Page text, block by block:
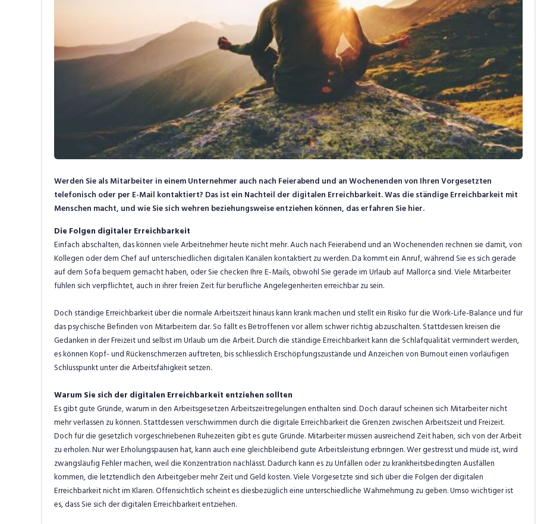
Werden Sie als Mitarbeiter in einem Unternehmer auch nach Feierabend und an Wochenenden von Ihren Vorgesetzten
telefonisch oder per E-Mail kontaktiert? Das ist ein Nachteil der digitalen Erreichbarkeit. Was die ständige Erreichbarkeit mit
Menschen macht, und wie Sie sich wehren beziehungsweise entziehen können, das erfahren Sie hier.
Die Folgen digitaler Erreichbarkeit
Einfach abschalten, das können viele Arbeitnehmer heute nicht mehr. Auch nach Feierabend und an Wochenenden rechnen sie damit, von
Kollegen oder dem Chef auf unterschiedlichen digitalen Kanälen kontaktiert zu werden. Da kommt ein Anruf, während Sie es sich gerade
auf dem Sofa bequem gemacht haben, oder Sie checken Ihre E-Mails, obwohl Sie gerade im Urlaub auf Mallorca sind. Viele Mitarbeiter
fühlen sich verpflichtet, auch in ihrer freien Zeit für berufliche Angelegenheiten erreichbar zu sein.
Doch ständige Erreichbarkeit über die normale Arbeitszeit hinaus kann krank machen und stellt ein Risiko für die Work-Life-Balance und für
das psychische Befinden von Mitarbeitern dar. So fällt es Betroffenen vor allem schwer richtig abzuschalten. Stattdessen kreisen die
Gedanken in der Freizeit und selbst im Urlaub um die Arbeit. Durch die ständige Erreichbarkeit kann die Schlafqualität vermindert werden,
es können Kopf- und Rückenschmerzen auftreten, bis schliesslich Erschöpfungszustände und Anzeichen von Burnout einen vorläufigen
Schlusspunkt unter die Arbeitsfähigkeit setzen.
Warum Sie sich der digitalen Erreichbarkeit entziehen sollten
Es gibt gute Gründe, warum in den Arbeitsgesetzen Arbeitszeitregelungen enthalten sind. Doch darauf scheinen sich Mitarbeiter nicht
mehr verlassen zu können. Stattdessen verschwimmen durch die digitale Erreichbarkeit die Grenzen zwischen Arbeitszeit und Freizeit.
Doch für die gesetzlich vorgeschriebenen Ruhezeiten gibt es gute Gründe. Mitarbeiter müssen ausreichend Zeit haben, sich von der Arbeit
zu erholen. Nur wer Erholungspausen hat, kann auch eine gleichbleibend gute Arbeitsleistung erbringen. Wer gestresst und müde ist, wird
zwangsläufig Fehler machen, weil die Konzentration nachlässt. Dadurch kann es zu Unfällen oder zu krankheitsbedingten Ausfällen
kommen, die letztendlich den Arbeitgeber mehr Zeit und Geld kosten. Viele Vorgesetzte sind sich über die Folgen der digitalen
Erreichbarkeit nichtimKlaren. Offensichtlich scheint es diesbezüglich eine unterschiedliche Wahrnehmung zu geben. Umso wichtiger ist
es, dass Sie sich der digitalen Erreichbarkeit entziehen.